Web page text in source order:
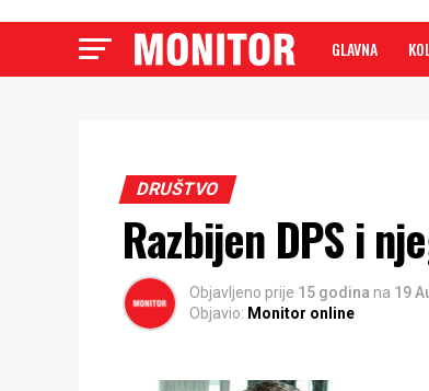
GLAVNA
DRUŠTVO
Razbijen DPS i
Objavljeno prije 15 godina na 19
Objavio: Monitor online